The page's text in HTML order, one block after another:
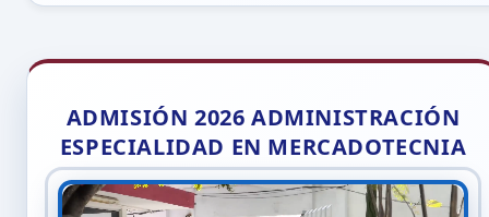
ADMISIÓN 2026 ADMINISTRACIÓN
ESPECIALIDAD EN MERCADOTECNIA